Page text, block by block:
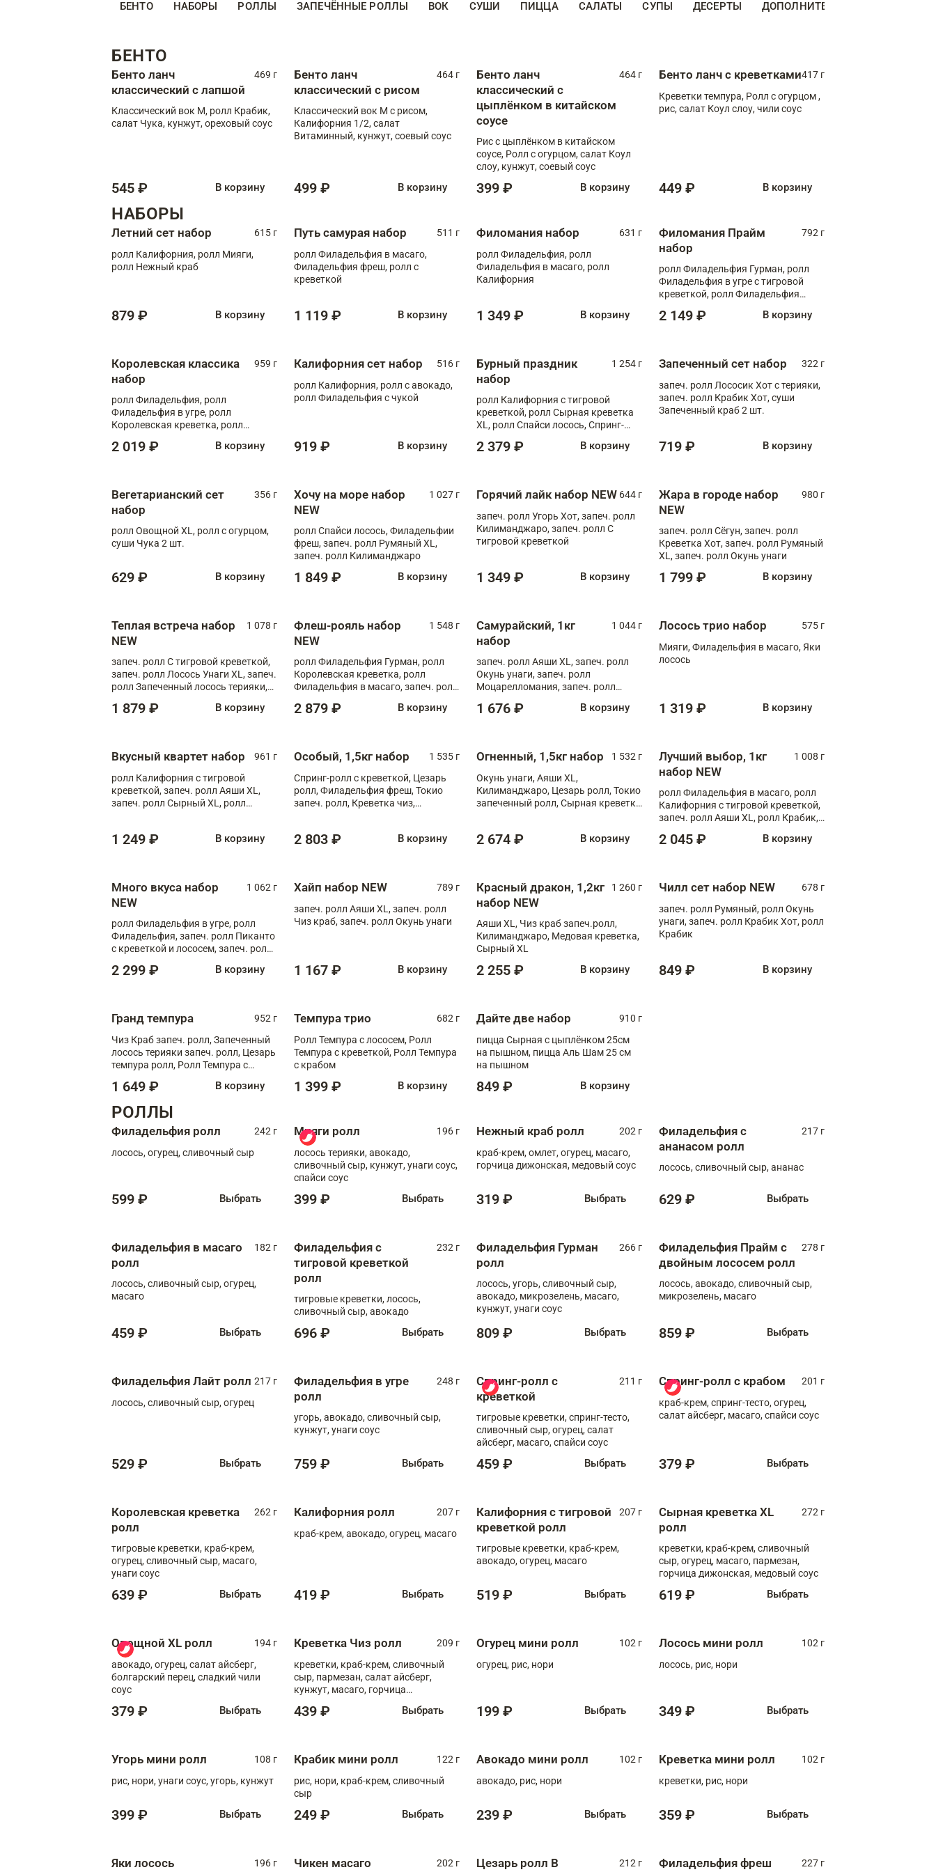
БЕНТО НАБОРЫ РОЛЛЫ ЗАПЕЧЁННЫЕ РОЛЛЫ ВОК СУШИ ПИЦЦА САЛАТЫ СУПЫ ДЕСЕРТЫ ДОПОЛНИТЕЛЬНО
БЕНТО
Бенто ланч
классический с лапшой
469 г
Классический вок М, ролл Крабик,
салат Чука, кунжут, ореховый соус
545 ₽ В корзину
Бенто ланч
классический с рисом
464 г
Классический вок М с рисом,
Калифорния 1/2, салат
Витаминный, кунжут, соевый соус
499 ₽ В корзину
Бенто ланч
классический с
цыплёнком в китайском
соусе
464 г
Рис с цыплёнком в китайском
соусе, Ролл с огурцом, салат Коул
слоу, кунжут, соевый соус
399 ₽ В корзину
Бенто ланч с креветками417 г
Креветки темпура, Ролл с огурцом ,
рис, салат Коул слоу, чили соус
449 ₽ В корзину
НАБОРЫ
Летний сет набор
615 г
ролл Калифорния, ролл Мияги,
ролл Нежный краб
879 ₽ В корзину
Путь самурая набор
511 г
ролл Филадельфия в масаго,
Филадельфия фреш, ролл с
креветкой
1 119 ₽ В корзину
Филомания набор
631 г
ролл Филадельфия, ролл
Филадельфия в масаго, ролл
Калифорния
1 349 ₽ В корзину
Филомания Прайм
набор
792 г
ролл Филадельфия Гурман, ролл
Филадельфия в угре с тигровой
креветкой, ролл Филадельфия
2 149 ₽ В корзину
Королевская классика
набор
959 г
ролл Филадельфия, ролл
Филадельфия в угре, ролл
Королевская креветка, ролл
2 019 ₽ В корзину
Калифорния сет набор
516 г
ролл Калифорния, ролл с авокадо,
ролл Филадельфия с чукой
919 ₽ В корзину
Бурный праздник
набор
1 254 г
ролл Калифорния с тигровой
креветкой, ролл Сырная креветка
XL, ролл Спайси лосось, Спринг-
Медовая креветка
2 379 ₽ В корзину
Запеченный сет набор
322 г
запеч. ролл Лососик Хот с терияки,
запеч. ролл Крабик Хот, суши
Запеченный краб 2 шт.
719 ₽ В корзину
Вегетарианский сет
набор
356 г
ролл Овощной XL, ролл с огурцом,
суши Чука 2 шт.
629 ₽ В корзину
Хочу на море набор
NEW
1 027 г
ролл Спайси лосось, Филадельфии
фреш, запеч. ролл Румяный XL,
запеч. ролл Килиманджаро
1 849 ₽ В корзину
Горячий лайк набор NEW 644 г
запеч. ролл Угорь Хот, запеч. ролл
Килиманджаро, запеч. ролл С
тигровой креветкой
1 349 ₽ В корзину
Жара в городе набор
NEW
980 г
запеч. ролл Сёгун, запеч. ролл
Креветка Хот, запеч. ролл Румяный
XL, запеч. ролл Окунь унаги
1 799 ₽ В корзину
Теплая встреча набор
NEW
1 078 г
запеч. ролл С тигровой креветкой,
запеч. ролл Лосось Унаги XL, запеч.
ролл Запеченный лосось терияки,
1 879 ₽ В корзину
Флеш-рояль набор
NEW
1 548 г
ролл Филадельфия Гурман, ролл
Королевская креветка, ролл
Филадельфия в масаго, запеч. ролл
Тигровая креветка с моцареллой,
2 879 ₽ В корзину
Самурайский, 1кг
набор
1 044 г
запеч. ролл Аяши XL, запеч. ролл
Окунь унаги, запеч. ролл
Моцарелломания, запеч. ролл
1 676 ₽ В корзину
Лосось трио набор
575 г
Мияги, Филадельфия в масаго, Яки
лосось
1 319 ₽ В корзину
Вкусный квартет набор
961 г
ролл Калифорния с тигровой
креветкой, запеч. ролл Аяши XL,
запеч. ролл Сырный XL, ролл
1 249 ₽ В корзину
Особый, 1,5кг набор
1 535 г
Спринг-ролл с креветкой, Цезарь
ролл, Филадельфия фреш, Токио
запеч. ролл, Креветка чиз,
2 803 ₽ В корзину
Огненный, 1,5кг набор
1 532 г
Окунь унаги, Аяши XL,
Килиманджаро, Цезарь ролл, Токио
запеченный ролл, Сырная креветка
2 674 ₽ В корзину
Лучший выбор, 1кг
набор NEW
1 008 г
ролл Филадельфия в масаго, ролл
Калифорния с тигровой креветкой,
запеч. ролл Аяши XL, ролл Крабик,
2 045 ₽ В корзину
Много вкуса набор
NEW
1 062 г
ролл Филадельфия в угре, ролл
Филадельфия, запеч. ролл Пиканто
с креветкой и лососем, запеч. ролл
2 299 ₽ В корзину
Хайп набор NEW
789 г
запеч. ролл Аяши XL, запеч. ролл
Чиз краб, запеч. ролл Окунь унаги
1 167 ₽ В корзину
Красный дракон, 1,2кг
набор NEW
1 260 г
Аяши XL, Чиз краб запеч.ролл,
Килиманджаро, Медовая креветка,
Сырный XL
2 255 ₽ В корзину
Чилл сет набор NEW
678 г
запеч. ролл Румяный, ролл Окунь
унаги, запеч. ролл Крабик Хот, ролл
Крабик
849 ₽ В корзину
Гранд темпура
952 г
Чиз Краб запеч. ролл, Запеченный
лосось терияки запеч. ролл, Цезарь
темпура ролл, Ролл Темпура с
1 649 ₽ В корзину
Темпура трио
682 г
Ролл Темпура с лососем, Ролл
Темпура с креветкой, Ролл Темпура
с крабом
1 399 ₽ В корзину
Дайте две набор
910 г
пицца Сырная с цыплёнком 25см
на пышном, пицца Аль Шам 25 см
на пышном
849 ₽ В корзину
РОЛЛЫ
Филадельфия ролл
242 г
лосось, огурец, сливочный сыр
599 ₽ Выбрать
Мияги ролл
196 г
лосось терияки, авокадо,
сливочный сыр, кунжут, унаги соус,
спайси соус
399 ₽ Выбрать
Нежный краб ролл
202 г
краб-крем, омлет, огурец, масаго,
горчица дижонская, медовый соус
319 ₽ Выбрать
Филадельфия с
ананасом ролл
217 г
лосось, сливочный сыр, ананас
629 ₽ Выбрать
Филадельфия в масаго
ролл
182 г
лосось, сливочный сыр, огурец,
масаго
459 ₽ Выбрать
Филадельфия с
тигровой креветкой
ролл
232 г
тигровые креветки, лосось,
сливочный сыр, авокадо
696 ₽ Выбрать
Филадельфия Гурман
ролл
266 г
лосось, угорь, сливочный сыр,
авокадо, микрозелень, масаго,
кунжут, унаги соус
809 ₽ Выбрать
Филадельфия Прайм с
двойным лососем ролл
278 г
лосось, авокадо, сливочный сыр,
микрозелень, масаго
859 ₽ Выбрать
Филадельфия Лайт ролл 217 г
лосось, сливочный сыр, огурец
529 ₽ Выбрать
Филадельфия в угре
ролл
248 г
угорь, авокадо, сливочный сыр,
кунжут, унаги соус
759 ₽ Выбрать
Спринг-ролл с
креветкой
211 г
тигровые креветки, спринг-тесто,
сливочный сыр, огурец, салат
айсберг, масаго, спайси соус
459 ₽ Выбрать
Спринг-ролл с крабом
201 г
краб-крем, спринг-тесто, огурец,
салат айсберг, масаго, спайси соус
379 ₽ Выбрать
Королевская креветка
ролл
262 г
тигровые креветки, краб-крем,
огурец, сливочный сыр, масаго,
унаги соус
639 ₽ Выбрать
Калифорния ролл
207 г
краб-крем, авокадо, огурец, масаго
419 ₽ Выбрать
Калифорния с тигровой
креветкой ролл
207 г
тигровые креветки, краб-крем,
авокадо, огурец, масаго
519 ₽ Выбрать
Сырная креветка XL
ролл
272 г
креветки, краб-крем, сливочный
сыр, огурец, масаго, пармезан,
горчица дижонская, медовый соус
619 ₽ Выбрать
Овощной XL ролл
194 г
авокадо, огурец, салат айсберг,
болгарский перец, сладкий чили
соус
379 ₽ Выбрать
Креветка Чиз ролл
209 г
креветки, краб-крем, сливочный
сыр, пармезан, салат айсберг,
кунжут, масаго, горчица
439 ₽ Выбрать
Огурец мини ролл
102 г
огурец, рис, нори
199 ₽ Выбрать
Лосось мини ролл
102 г
лосось, рис, нори
349 ₽ Выбрать
Угорь мини ролл
108 г
рис, нори, унаги соус, угорь, кунжут
399 ₽ Выбрать
Крабик мини ролл
122 г
рис, нори, краб-крем, сливочный
сыр
249 ₽ Выбрать
Авокадо мини ролл
102 г
авокадо, рис, нори
239 ₽ Выбрать
Креветка мини ролл
102 г
креветки, рис, нори
359 ₽ Выбрать
Яки лосось 196 г Чикен масаго 202 г Цезарь ролл В 212 г Филадельфия фреш 227 г